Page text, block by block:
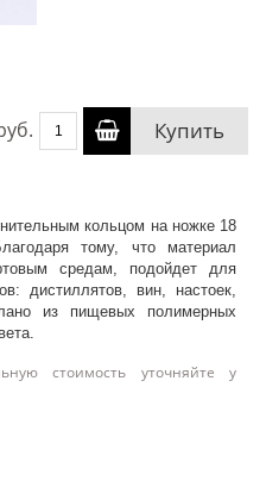
Купить
кольцом на ножке 18
тому, что материал
средам, подойдет для
дистиллятов, вин, настоек,
из пищевых полимерных
стоимость уточняйте у